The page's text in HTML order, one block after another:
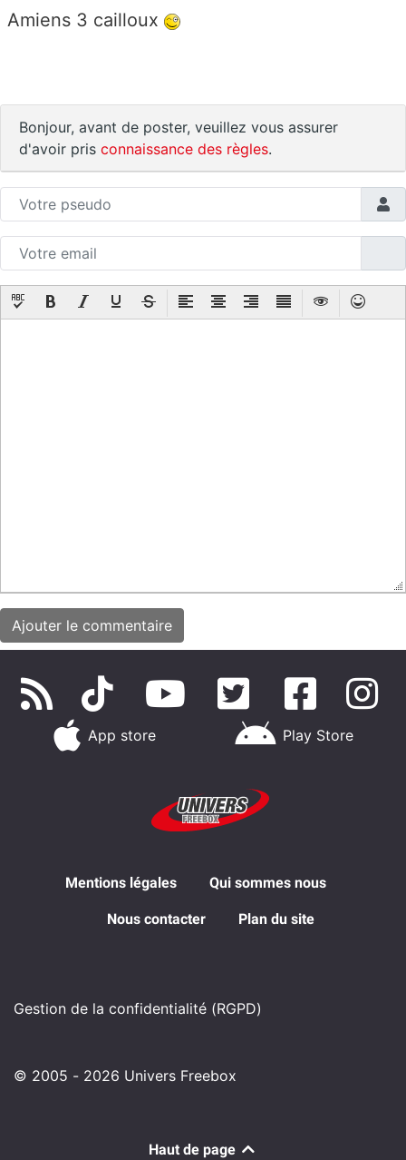
Amiens 3 cailloux
Bonjour, avant de poster, veuillez vous assurer
d'avoir pris connaissance des règles.
App store Play Store
Mentions légales Qui sommes nous
Nous contacter Plan du site
Gestion de la confidentialité (RGPD)
© 2005 - 2026 Univers Freebox
Haut de page